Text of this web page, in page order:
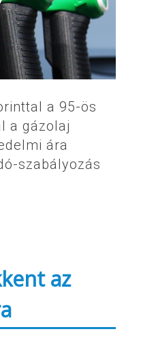
a 95-ös
a gázolaj
ára
szabályozás
az